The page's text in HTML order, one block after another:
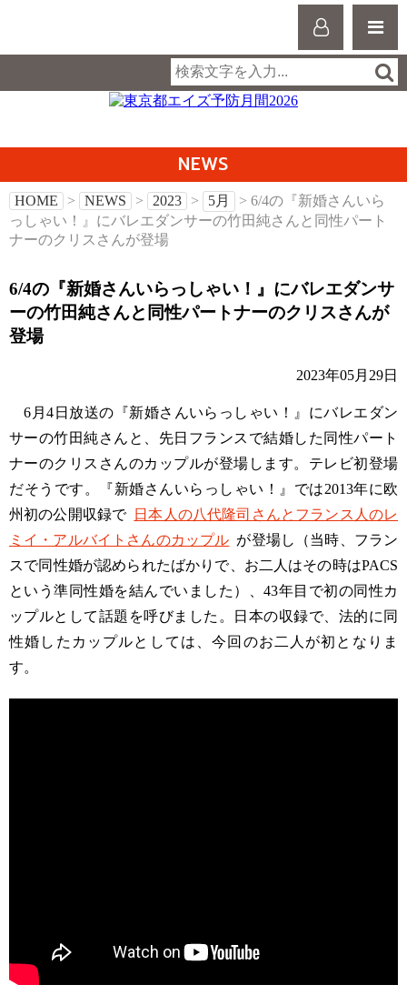
NEWS
HOME > NEWS > 2023 > 5月
> 6/4の『新婚さんいら
っしゃい！』にバレエダンサーの竹田純さんと同性パート
ナーのクリスさんが登場
6/4の『新婚さんいらっしゃい！』にバレエダンサ
ーの竹田純さんと同性パートナーのクリスさんが
登場
2023年05月29日
6月4日放送の『新婚さんいらっしゃい！』にバレエダン
サーの竹田純さんと、先日フランスで結婚した同性パート
ナーのクリスさんのカップルが登場します。テレビ初登場
だそうです。『新婚さんいらっしゃい！』では2013年に欧
州初の公開収録で
日本人の八代隆司さんとフランス人のレ
ミイ・アルバイトさんのカップル が登場し（当時、フラン
スで同性婚が認められたばかりで、お二人はその時はPACS
という準同性婚を結んでいました）、43年目で初の同性カ
ップルとして話題を呼びました。日本の収録で、法的に同
性婚したカップルとしては、今回のお二人が初となりま
す。